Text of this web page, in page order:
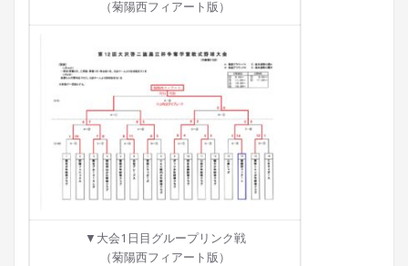
（菊陽西フィアート版）
▼大会1日目グループリンク戦
（菊陽西フィアート版）